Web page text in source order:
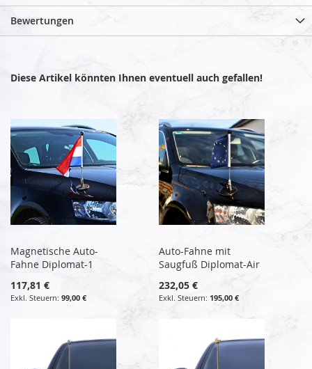
Bewertungen
Diese Artikel könnten Ihnen eventuell auch gefallen!
Magnetische Auto-
Fahne Diplomat-1
117,81 €
99,00 €
Auto-Fahne mit
Saugfuß Diplomat-Air
232,05 €
195,00 €